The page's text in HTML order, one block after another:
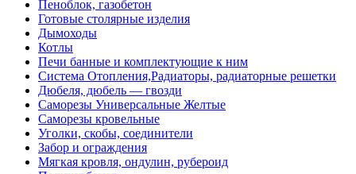
Пеноблок, газобетон
Готовые столярные изделия
Дымоходы
Котлы
Печи банные и комплектующие к ним
Система Отопления,Радиаторы, радиаторные решетки
Дюбеля, дюбель — гвозди
Саморезы Универсальные Желтые
Саморезы кровельные
Уголки, скобы, соединители
Забор и ограждения
Мягкая кровля, ондулин, рубероид